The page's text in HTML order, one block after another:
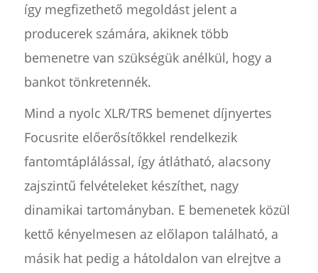
így megfizethető megoldást jelent a
producerek számára, akiknek több
bemenetre van szükségük anélkül, hogy a
bankot tönkretennék.
Mind a nyolc XLR/TRS bemenet díjnyertes
Focusrite előerősítőkkel rendelkezik
fantomtáplálással, így átlátható, alacsony
zajszintű felvételeket készíthet, nagy
dinamikai tartományban. E bemenetek közül
kettő kényelmesen az előlapon található, a
másik hat pedig a hátoldalon van elrejtve a